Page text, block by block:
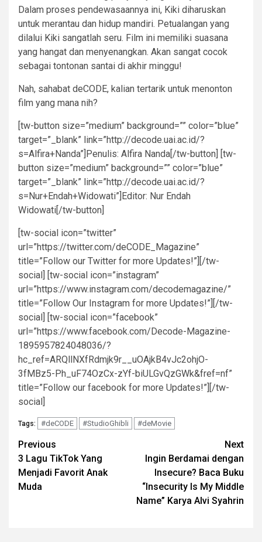
Dalam proses pendewasaannya ini, Kiki diharuskan
untuk merantau dan hidup mandiri. Petualangan yang
dilalui Kiki sangatlah seru. Film ini memiliki suasana
yang hangat dan menyenangkan. Akan sangat cocok
sebagai tontonan santai di akhir minggu!
Nah, sahabat deCODE, kalian tertarik untuk menonton
film yang mana nih?
[tw-button size=”medium” background=”” color=”blue”
target=”_blank” link=”http://decode.uai.ac.id/?
s=Alfira+Nanda”]Penulis: Alfira Nanda[/tw-button] [tw-
button size=”medium” background=”” color=”blue”
target=”_blank” link=”http://decode.uai.ac.id/?
s=Nur+Endah+Widowati”]Editor: Nur Endah
Widowati[/tw-button]
[tw-social icon=”twitter”
url=”https://twitter.com/deCODE_Magazine”
title=”Follow our Twitter for more Updates!”][/tw-
social] [tw-social icon=”instagram”
url=”https://www.instagram.com/decodemagazine/”
title=”Follow Our Instagram for more Updates!”][/tw-
social] [tw-social icon=”facebook”
url=”https://www.facebook.com/Decode-Magazine-
1895957824048036/?
hc_ref=ARQllNXfRdmjk9r__uOAjkB4vJc2ohjO-
3fMBz5-Ph_uF74OzCx-zYf-biULGvQzGWk&fref=nf”
title=”Follow our facebook for more Updates!”][/tw-
social]
Tags: #deCODE #StudioGhibli #deMovie
Post
navigation
Previous
3 Lagu TikTok Yang
Menjadi Favorit Anak
Muda
Next
Ingin Berdamai dengan
Insecure? Baca Buku
“Insecurity Is My Middle
Name” Karya Alvi Syahrin